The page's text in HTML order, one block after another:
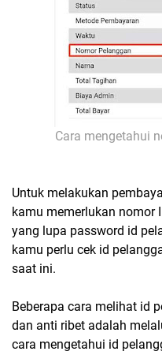
Cara mengetahui
Untuk melakukan
kamu memerlukan nomor
yang lupa password id
kamu perlu cek id
saat ini.
Beberapa cara melihat id
dan anti ribet adalah
cara mengetahui id